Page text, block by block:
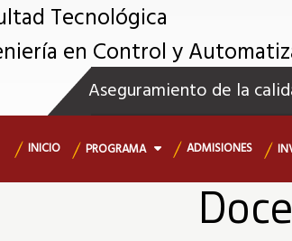
Tecnológica
en Control y
Menú
Aseguramiento de la
INICIO PROGRAMA ADMISIONES